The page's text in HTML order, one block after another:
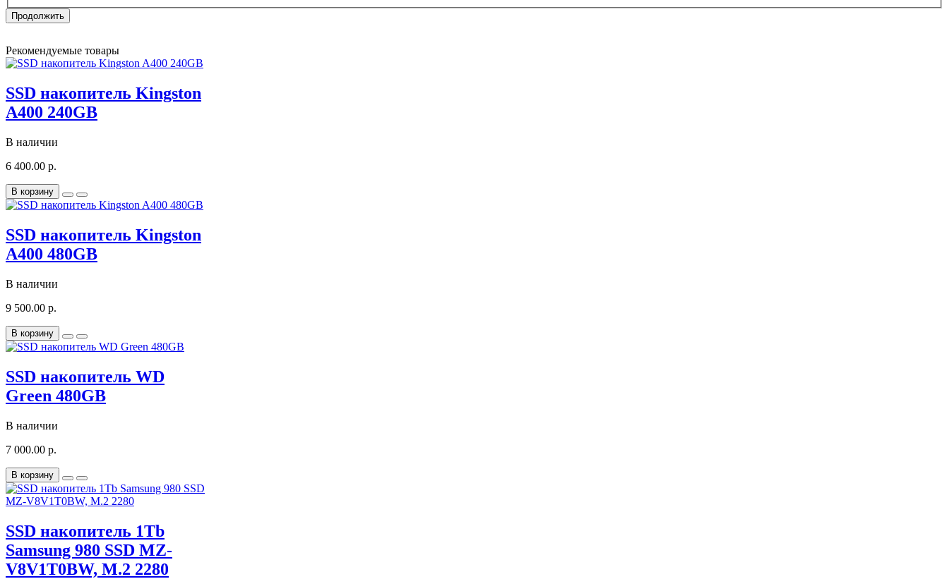
Продолжить
Рекомендуемые товары
SSD накопитель Kingston
A400 240GB
В наличии
6 400.00 р.
В корзину
SSD накопитель Kingston
A400 480GB
В наличии
9 500.00 р.
В корзину
SSD накопитель WD
Green 480GB
В наличии
7 000.00 р.
В корзину
SSD накопитель 1Tb
Samsung 980 SSD MZ-
V8V1T0BW, M.2 2280